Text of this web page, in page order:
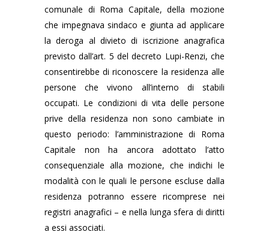
comunale di Roma Capitale, della mozione
che impegnava sindaco e giunta ad applicare
la deroga al divieto di iscrizione anagrafica
previsto dall’art. 5 del decreto Lupi-Renzi, che
consentirebbe di riconoscere la residenza alle
persone che vivono all’interno di stabili
occupati. Le condizioni di vita delle persone
prive della residenza non sono cambiate in
questo periodo: l’amministrazione di Roma
Capitale non ha ancora adottato l’atto
consequenziale alla mozione, che indichi le
modalità con le quali le persone escluse dalla
residenza potranno essere ricomprese nei
registri anagrafici – e nella lunga sfera di diritti
a essi associati.